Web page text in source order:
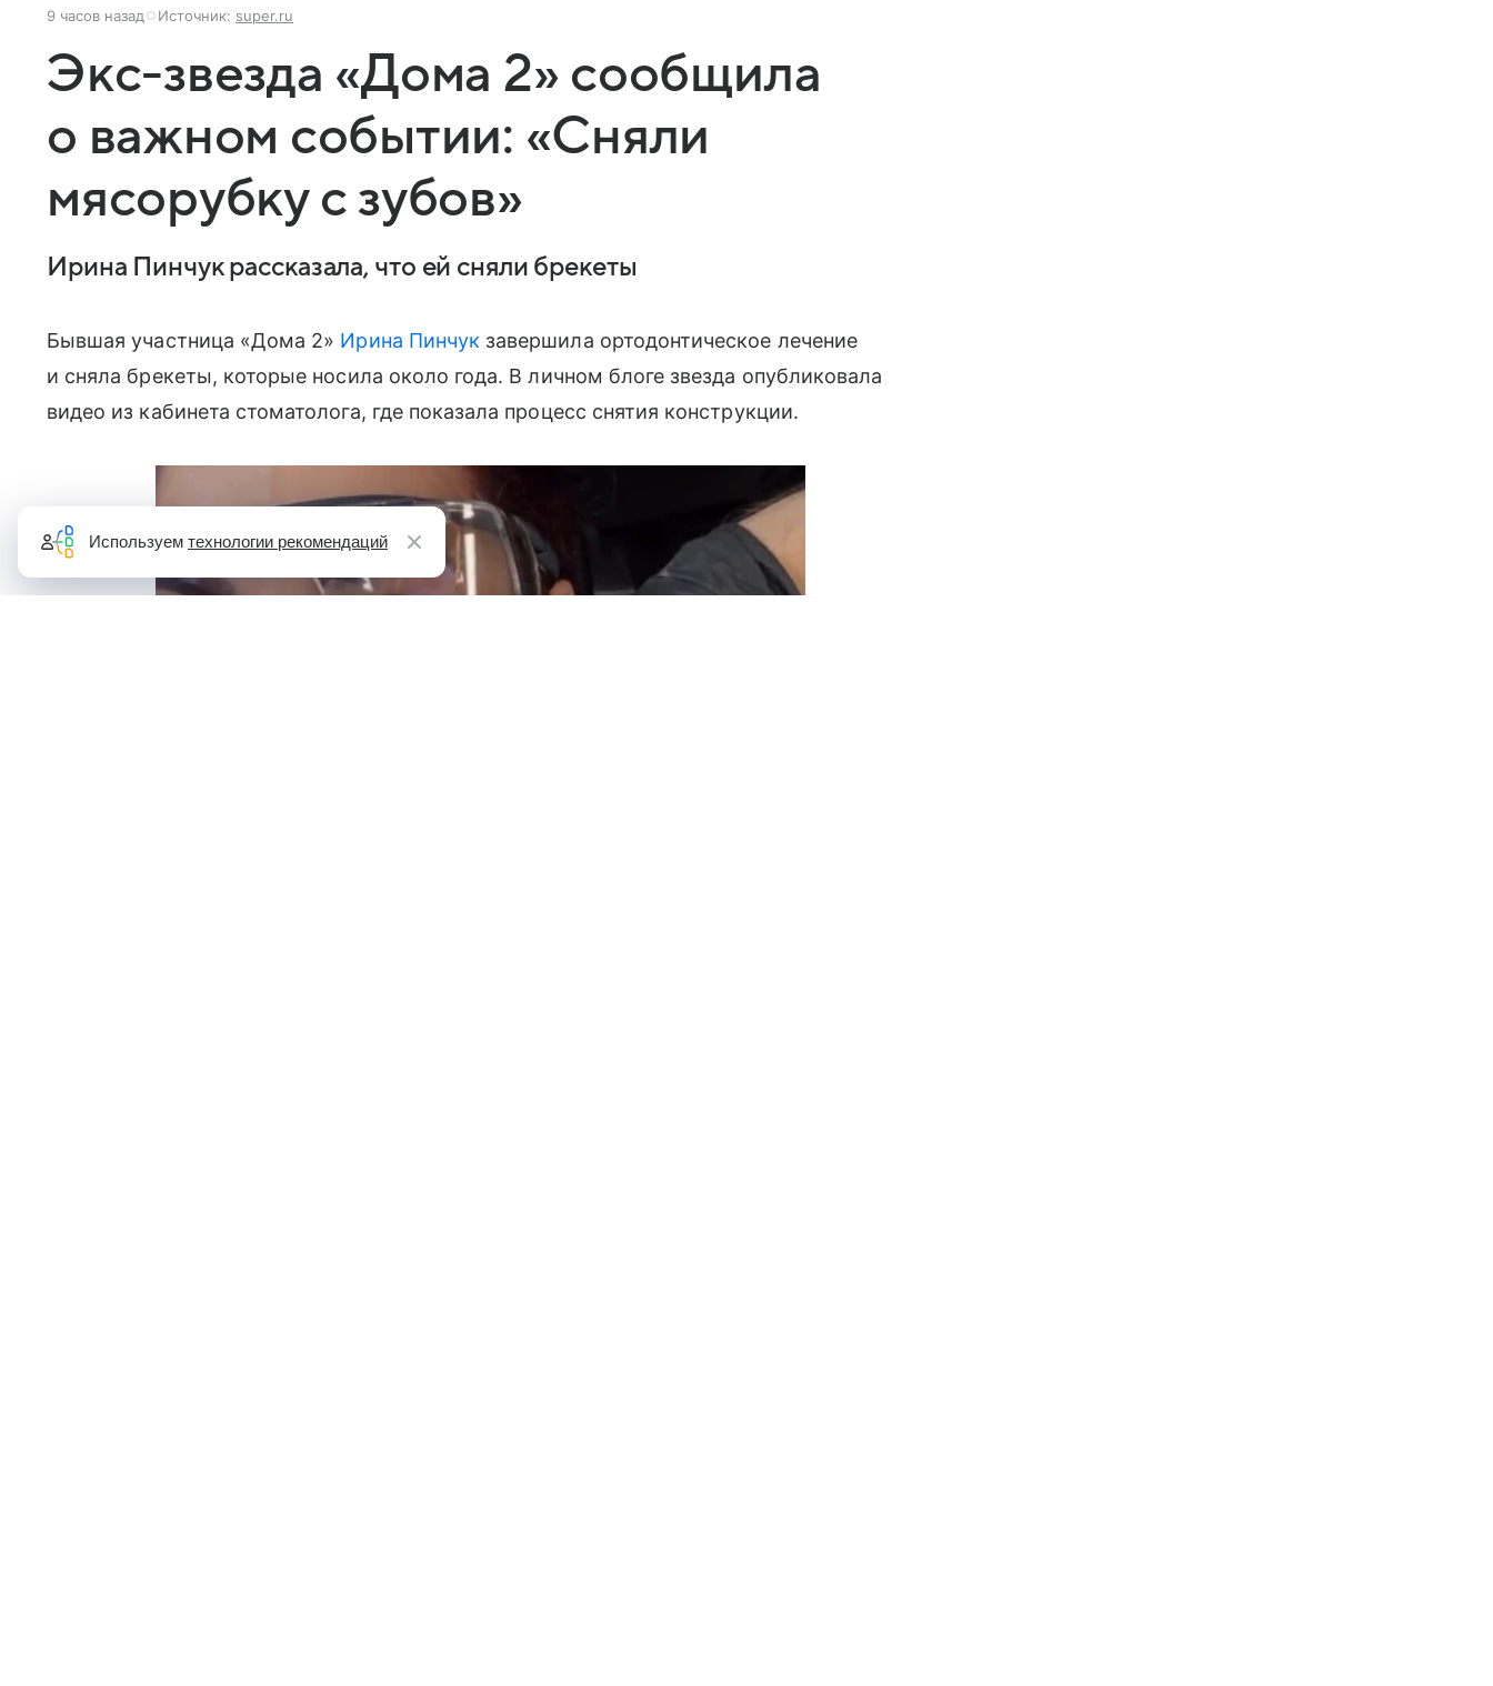
9 часов назад Источник: super.ru
Экс-звезда «Дома 2» сообщила
о важном событии: «Сняли
мясорубку с зубов»
Ирина Пинчук рассказала, что ей сняли брекеты
Бывшая участница «Дома 2» Ирина Пинчук завершила ортодонтическое лечение
и сняла брекеты, которые носила около года. В личном блоге звезда опубликовала
видео из кабинета стоматолога, где показала процесс снятия конструкции.
Используем технологии рекомендаций